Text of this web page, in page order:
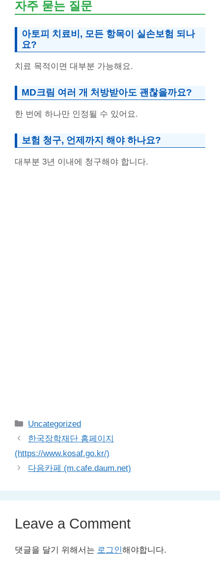
자주 묻는 질문
아토피 치료비, 모든 항목이 실손보험 되나
요?
치료 목적이면 대부분 가능해요.
MD크림 여러 개 처방받아도 괜찮을까요?
한 번에 하나만 인정될 수 있어요.
보험 청구, 언제까지 해야 하나요?
대부분 3년 이내에 청구해야 합니다.
Categories
Uncategorized
한국장학재단 홈페이지
(https://www.kosaf.go.kr/)
다음카페 (m.cafe.daum.net)
Leave a Comment
댓글을 달기 위해서는 로그인해야합니다.